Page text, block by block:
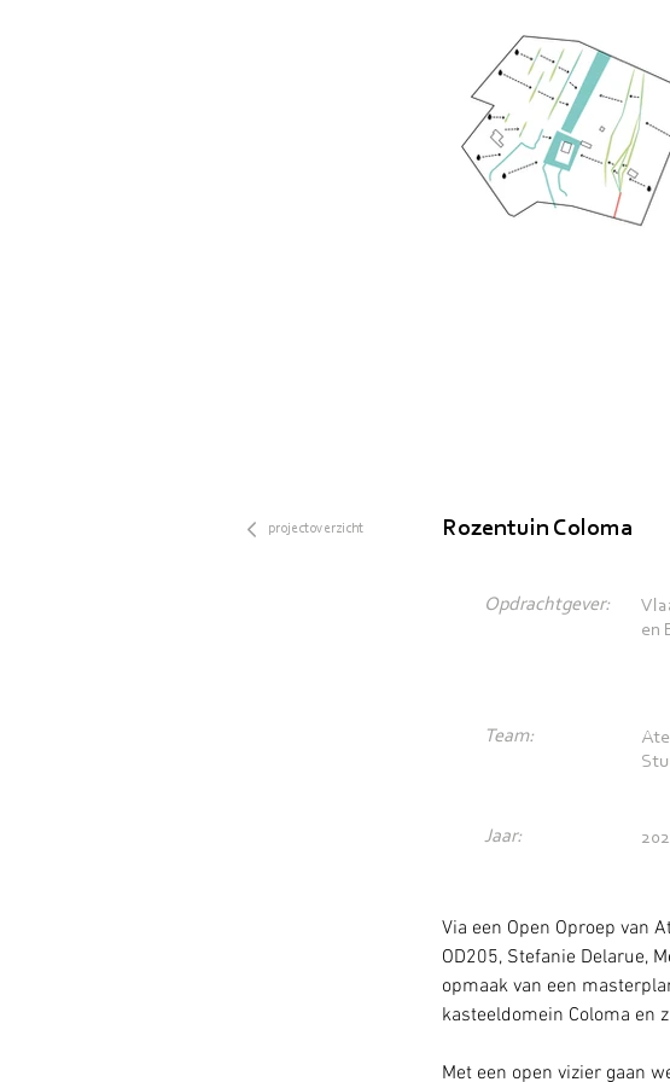
projectoverzicht Rozentuin Coloma
Opdrachtgever:
Team:
Jaar:
en
Via een Open Oproep van
OD205, Stefanie Delarue,
opmaak van een
kasteeldomein Coloma en
Met een open vizier gaan